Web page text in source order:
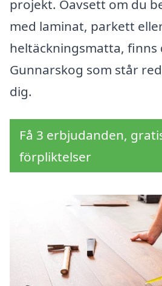
projekt. Oavsett om du
med laminat, parkett
heltäckningsmatta, finns
Gunnarskog som står
dig.
Få 3 erbjudanden,
förpliktelser